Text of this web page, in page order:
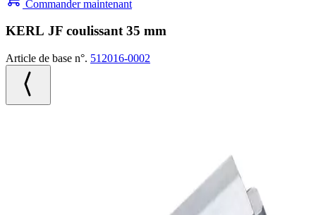
Commander maintenant
KERL JF coulissant 35 mm
Article de base n°. 512016-0002